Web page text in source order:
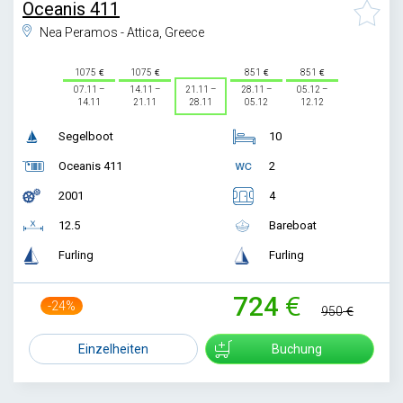
Oceanis 411
Nea Peramos - Attica, Greece
1075
07.11 –
14.11
1075
14.11 –
21.11
21.11 –
28.11
851
28.11 –
05.12
851
05.12 –
12.12
Segelboot
Oceanis 411
2001
12.5
Furling
10
2
4
Bareboat
Furling
-24% 724 950
Einzelheiten Buchung